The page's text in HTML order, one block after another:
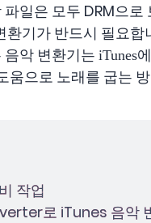
일은 모두 DRM으
환기가 반드시 필요합
악 변환기는 iTunes
으로 노래를 굽는
작업
로 iTunes 음악